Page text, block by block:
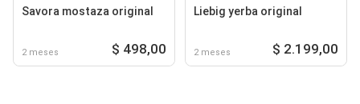
Savora mostaza original
2 meses $ 498,00
Liebig yerba original
2 meses $ 2.199,00